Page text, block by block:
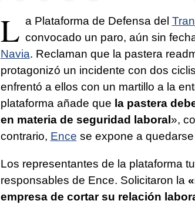
L a Plataforma de Defensa del
convocado un paro, aún sin
Navia. Reclaman que la pastera
protagonizó un incidente con dos
enfrentó a ellos con un martillo a la
plataforma añade que la pastera
en materia de seguridad laboral »,
contrario, Ence se expone a
Los representantes de la plataforma
responsables de Ence. Solicitaron la
empresa de cortar su relación